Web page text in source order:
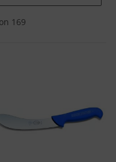
169